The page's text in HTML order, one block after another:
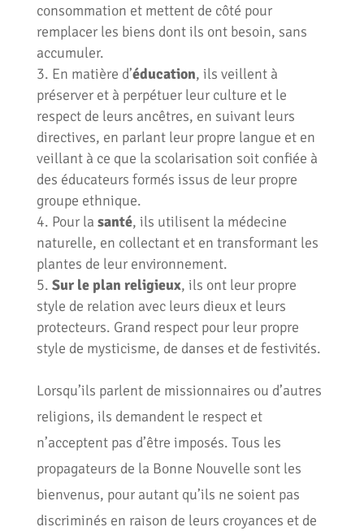
consommation et mettent de côté pour
remplacer les biens dont ils ont besoin, sans
accumuler.
En matière d’éducation, ils veillent à
préserver et à perpétuer leur culture et le
respect de leurs ancêtres, en suivant leurs
directives, en parlant leur propre langue et en
veillant à ce que la scolarisation soit confiée à
des éducateurs formés issus de leur propre
groupe ethnique.
Pour la santé, ils utilisent la médecine
naturelle, en collectant et en transformant les
plantes de leur environnement.
Sur le plan religieux, ils ont leur propre
style de relation avec leurs dieux et leurs
protecteurs. Grand respect pour leur propre
style de mysticisme, de danses et de festivités.
Lorsqu’ils parlent de missionnaires ou d’autres
religions, ils demandent le respect et
n’acceptent pas d’être imposés. Tous les
propagateurs de la Bonne Nouvelle sont les
bienvenus, pour autant qu’ils ne soient pas
discriminés en raison de leurs croyances et de